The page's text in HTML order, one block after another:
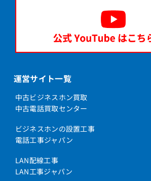
運営サイト一覧
中古ビジネスホン買取
中古電話買取センター
ビジネスホンの設置工事
電話工事ジャパン
LAN配線工事
LAN工事ジャパン